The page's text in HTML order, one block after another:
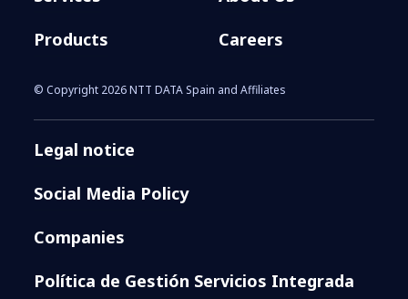
Products
Careers
© Copyright 2026 NTT DATA Spain and Affiliates
Legal notice
Social Media Policy
Companies
Política de Gestión Servicios Integrada